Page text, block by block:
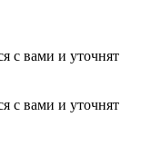
с вами и уточнят
с вами и уточнят